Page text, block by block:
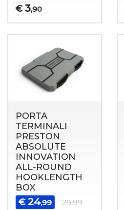
€ 3,90
PORTA
TERMINALI
PRESTON
ABSOLUTE
INNOVATION
ALL-ROUND
HOOKLENGTH
BOX
€ 24,99 29,99